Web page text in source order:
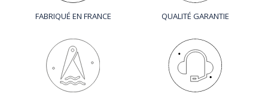
FABRIQUÉ EN FRANCE QUALITÉ GARANTIE